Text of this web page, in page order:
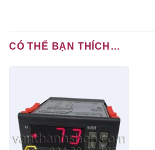
CÓ THỂ BẠN THÍCH…